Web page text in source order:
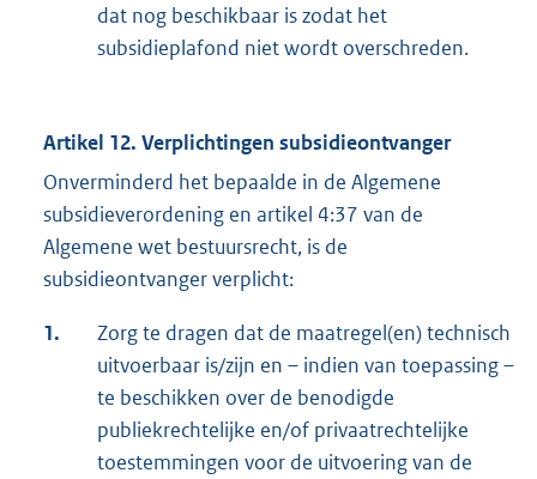
dat nog beschikbaar is zodat het
subsidieplafond niet wordt overschreden.
Artikel 12. Verplichtingen subsidieontvanger
Onverminderd het bepaalde in de Algemene
subsidieverordening en artikel 4:37 van de
Algemene wet bestuursrecht, is de
subsidieontvanger verplicht:
1.
Zorg te dragen dat de maatregel(en) technisch
uitvoerbaar is/zijn en – indien van toepassing –
te beschikken over de benodigde
publiekrechtelijke en/of privaatrechtelijke
toestemmingen voor de uitvoering van de